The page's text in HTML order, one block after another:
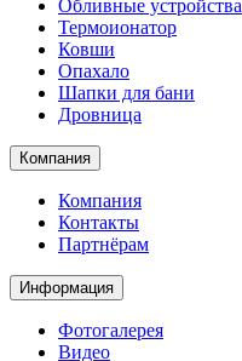
Обливные устройства
Термоионатор
Ковши
Опахало
Шапки для бани
Дровница
Компания
Компания
Контакты
Партнёрам
Информация
Фотогалерея
Видео